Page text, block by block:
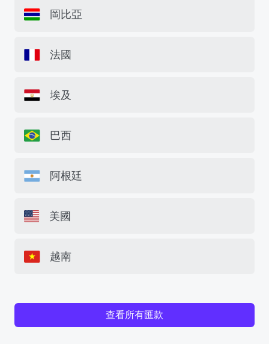
岡比亞
法國
埃及
巴西
阿根廷
美國
越南
查看所有匯款